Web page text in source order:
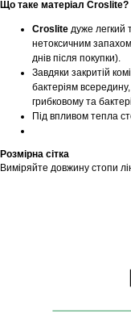
Що таке матеріал Croslite?
Croslite дуже легкий
нетоксичним
днів після покупки).
Завдяки закритій
бактеріям
грибковому та
Під впливом тепла
Розмірна сітка
Виміряйте довжину стопи